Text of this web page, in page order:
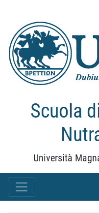
Scuola
Università